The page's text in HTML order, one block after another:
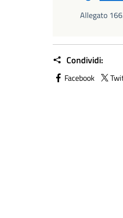
Allegato
Condividi:
Facebook